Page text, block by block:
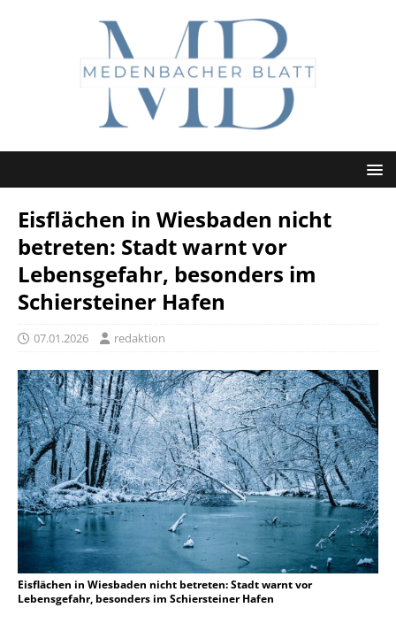
Eisflächen in Wiesbaden nicht
betreten: Stadt warnt vor
Lebensgefahr, besonders im
Schiersteiner Hafen
07.01.2026 redaktion
Eisflächen in Wiesbaden nicht betreten: Stadt warnt vor
Lebensgefahr, besonders im Schiersteiner Hafen